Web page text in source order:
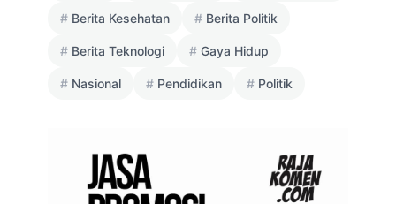
Berita Kesehatan Berita Politik
Berita Teknologi Gaya Hidup
Nasional Pendidikan Politik